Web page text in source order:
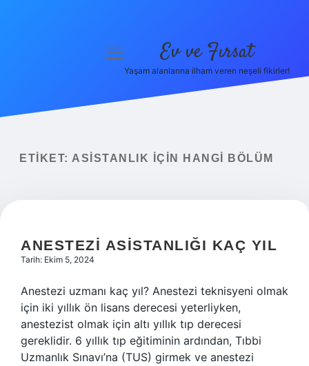
Yasal Uyarı
menüyü
Ev ve Fırsat
Yaşam alanlarına ilham veren neşeli fikirler!
ETIKET: ASISTANLIK IÇIN HANGI BÖLÜM
ANESTEZI ASISTANLIĞI KAÇ YIL
Tarih: Ekim 5, 2024
Anestezi uzmanı kaç yıl? Anestezi teknisyeni olmak
için iki yıllık ön lisans derecesi yeterliyken,
anestezist olmak için altı yıllık tıp derecesi
gereklidir. 6 yıllık tıp eğitiminin ardından, Tıbbi
Uzmanlık Sınavı’na (TUS) girmek ve anestezi